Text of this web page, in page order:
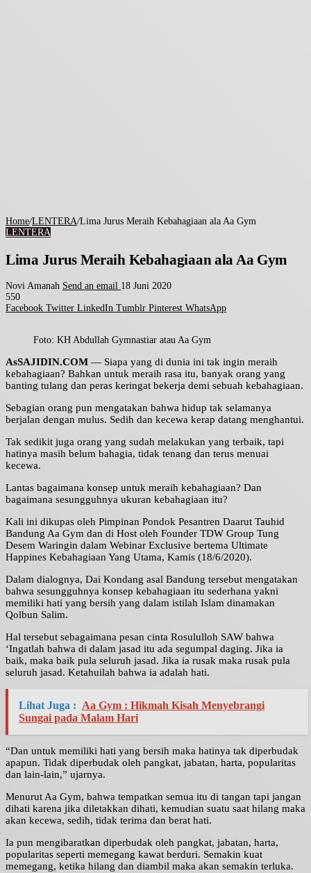
Home/LENTERA/Lima Jurus Meraih Kebahagiaan ala Aa Gym
LENTERA
Lima Jurus Meraih Kebahagiaan ala Aa Gym
Novi Amanah Send an email 18 Juni 2020
550
Facebook Twitter LinkedIn Tumblr Pinterest WhatsApp
Foto: KH Abdullah Gymnastiar atau Aa Gym
AsSAJIDIN.COM — Siapa yang di dunia ini tak ingin meraih
kebahagiaan? Bahkan untuk meraih rasa itu, banyak orang yang
banting tulang dan peras keringat bekerja demi sebuah kebahagiaan.
Sebagian orang pun mengatakan bahwa hidup tak selamanya
berjalan dengan mulus. Sedih dan kecewa kerap datang menghantui.
Tak sedikit juga orang yang sudah melakukan yang terbaik, tapi
hatinya masih belum bahagia, tidak tenang dan terus menuai
kecewa.
Lantas bagaimana konsep untuk meraih kebahagiaan? Dan
bagaimana sesungguhnya ukuran kebahagiaan itu?
Kali ini dikupas oleh Pimpinan Pondok Pesantren Daarut Tauhid
Bandung Aa Gym dan di Host oleh Founder TDW Group Tung
Desem Waringin dalam Webinar Exclusive bertema Ultimate
Happines Kebahagiaan Yang Utama, Kamis (18/6/2020).
Dalam dialognya, Dai Kondang asal Bandung tersebut mengatakan
bahwa sesungguhnya konsep kebahagiaan itu sederhana yakni
memiliki hati yang bersih yang dalam istilah Islam dinamakan
Qolbun Salim.
Hal tersebut sebagaimana pesan cinta Rosululloh SAW bahwa
‘Ingatlah bahwa di dalam jasad itu ada segumpal daging. Jika ia
baik, maka baik pula seluruh jasad. Jika ia rusak maka rusak pula
seluruh jasad. Ketahuilah bahwa ia adalah hati.
Lihat Juga : Aa Gym : Hikmah Kisah Menyebrangi
Sungai pada Malam Hari
“Dan untuk memiliki hati yang bersih maka hatinya tak diperbudak
apapun. Tidak diperbudak oleh pangkat, jabatan, harta, popularitas
dan lain-lain,” ujarnya.
Menurut Aa Gym, bahwa tempatkan semua itu di tangan tapi jangan
dihati karena jika diletakkan dihati, kemudian suatu saat hilang maka
akan kecewa, sedih, tidak terima dan berat hati.
Ia pun mengibaratkan diperbudak oleh pangkat, jabatan, harta,
popularitas seperti memegang kawat berduri. Semakin kuat
memegang, ketika hilang dan diambil maka akan semakin terluka.